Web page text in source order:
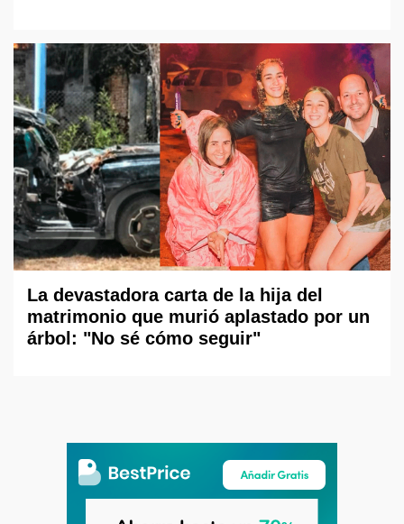
La devastadora carta de la hija del
matrimonio que murió aplastado por un
árbol: "No sé cómo seguir"